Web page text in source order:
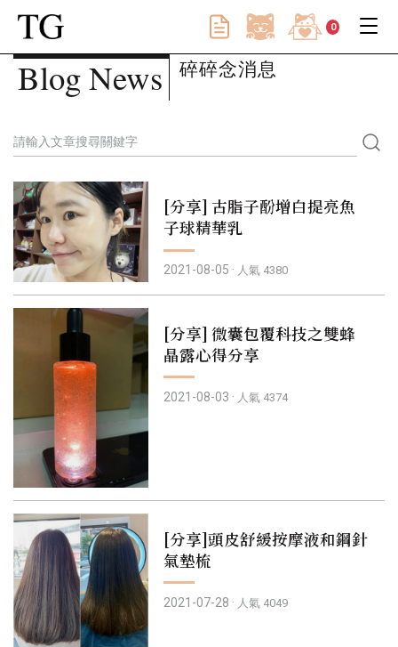
0
Blog News 碎碎念消息
[分享] 古脂子酚增白提亮魚
子球精華乳
2021-08-05 · 人氣 4380
[分享] 微囊包覆科技之雙蜂
晶露心得分享
2021-08-03 · 人氣 4374
[分享]頭皮舒緩按摩液和鋼針
氣墊梳
2021-07-28 · 人氣 4049